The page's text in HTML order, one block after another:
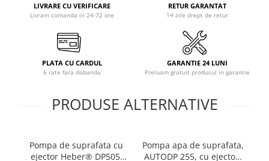
LIVRARE CU VERIFICARE
Livram comanda in 24-72 ore
RETUR GARANTAT
14 zile drept de retur
PLATA CU CARDUL
6 rate fara dobanda
GARANTIE 24 LUNI
Preluam gratuit produsul in garantie
PRODUSE ALTERNATIVE
Pompa de suprafata cu
ejector Heber® DP505,
Pompa apa de suprafata,
AUTODP 255, cu ejector,